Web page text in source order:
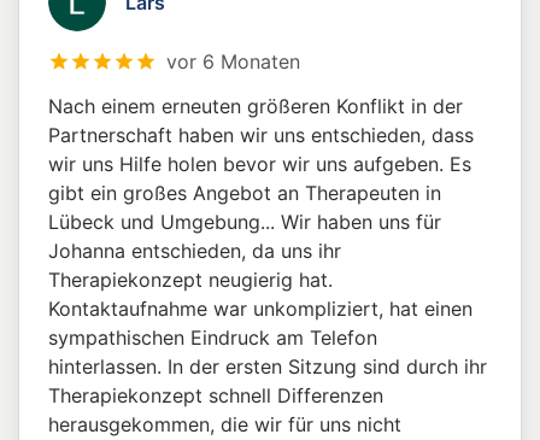
vor 6 Monaten
Nach einem erneuten größeren Konflikt in der
Partnerschaft haben wir uns entschieden, dass
wir uns Hilfe holen bevor wir uns aufgeben. Es
gibt ein großes Angebot an Therapeuten in
Lübeck und Umgebung... Wir haben uns für
Johanna entschieden, da uns ihr
Therapiekonzept neugierig hat.
Kontaktaufnahme war unkompliziert, hat einen
sympathischen Eindruck am Telefon
hinterlassen. In der ersten Sitzung sind durch ihr
Therapiekonzept schnell Differenzen
herausgekommen, die wir für uns nicht